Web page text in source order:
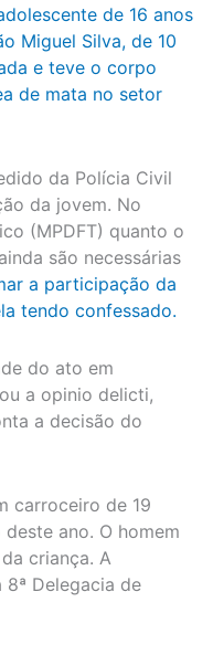
de 16 anos
Miguel Silva, de 10
e teve o corpo
de mata no setor
da Polícia Civil
da jovem. No
(MPDFT) quanto o
são necessárias
a participação da
tendo confessado.
do ato em
a opinio delicti,
a decisão do
carroceiro de 19
ano. O homem
criança. A
Delegacia de